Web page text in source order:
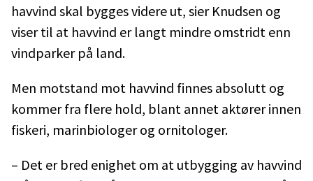
havvind skal bygges videre ut, sier Knudsen og
viser til at havvind er langt mindre omstridt enn
vindparker på land.
Men motstand mot havvind finnes absolutt og
kommer fra flere hold, blant annet aktører innen
fiskeri, marinbiologer og ornitologer.
– Det er bred enighet om at utbygging av havvind